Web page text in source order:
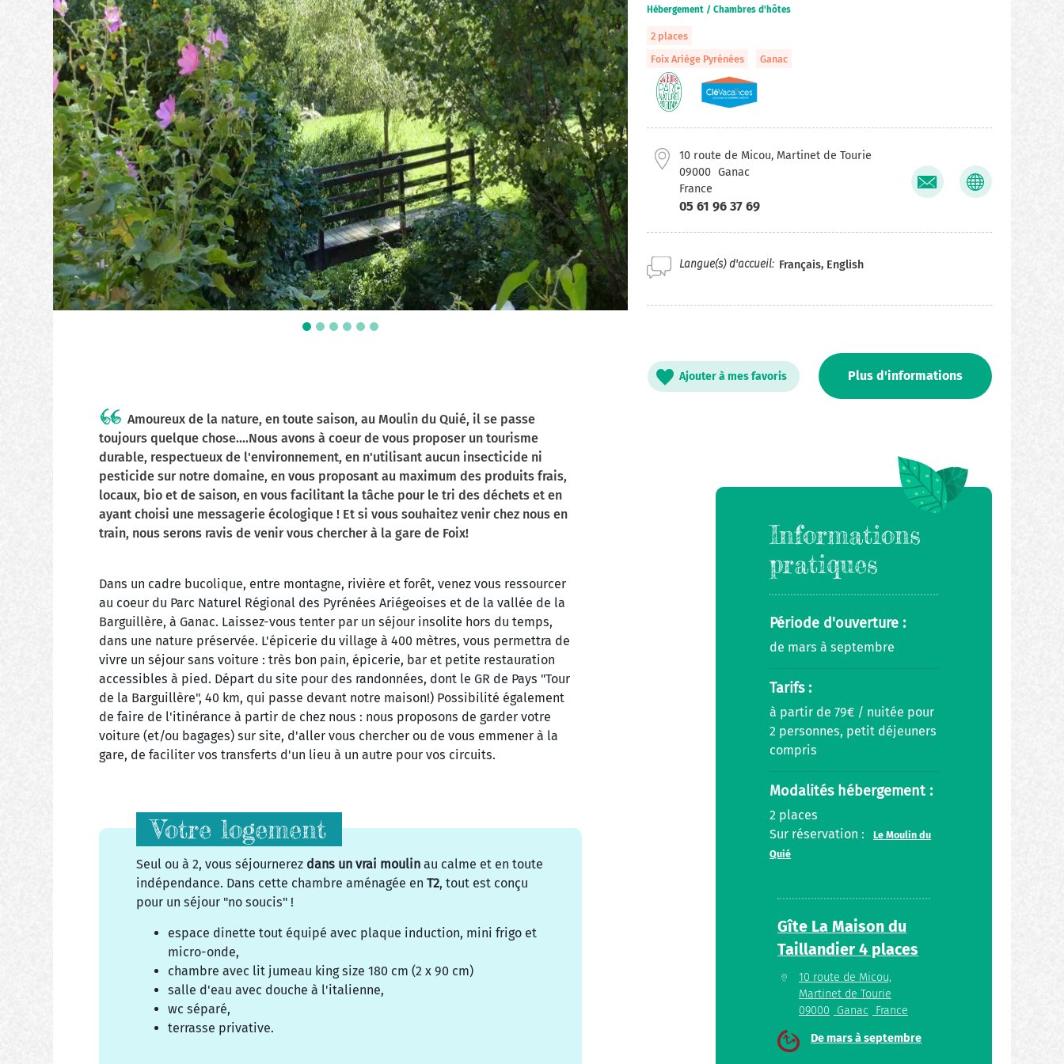
Amoureux de la nature, en toute saison, au Moulin du Quié, il se passe
toujours quelque chose....Nous avons à coeur de vous proposer un tourisme
durable, respectueux de l'environnement, en n'utilisant aucun insecticide ni
pesticide sur notre domaine, en vous proposant au maximum des produits frais,
locaux, bio et de saison, en vous facilitant la tâche pour le tri des déchets et en
ayant choisi une messagerie écologique ! Et si vous souhaitez venir chez nous en
train, nous serons ravis de venir vous chercher à la gare de Foix!
Dans un cadre bucolique, entre montagne, rivière et forêt, venez vous ressourcer
au coeur du Parc Naturel Régional des Pyrénées Ariégeoises et de la vallée de la
Barguillère, à Ganac. Laissez-vous tenter par un séjour insolite hors du temps,
dans une nature préservée. L'épicerie du village à 400 mètres, vous permettra de
vivre un séjour sans voiture : très bon pain, épicerie, bar et petite restauration
accessibles à pied. Départ du site pour des randonnées, dont le GR de Pays "Tour
de la Barguillère", 40 km, qui passe devant notre maison!) Possibilité également
de faire de l'itinérance à partir de chez nous : nous proposons de garder votre
voiture (et/ou bagages) sur site, d'aller vous chercher ou de vous emmener à la
gare, de faciliter vos transferts d'un lieu à un autre pour vos circuits.
Votre logement
Seul ou à 2, vous séjournerez dans un vrai moulinau calme et en toute
indépendance. Dans cette chambre aménagée en T2, tout est conçu
pour un séjour "no soucis" !
espace dinette tout équipé avec plaque induction, mini frigo et
micro-onde,
chambre avec lit jumeau king size 180 cm (2 x 90 cm)
salle d'eau avec douche à l'italienne,
wc séparé,
terrasse privative.
Hébergement / Chambres d'hôtes
2 places
Foix Ariège Pyrénées
Ganac
10 route de Micou, Martinet de Tourie
09000 Ganac
France
05 61 96 37 69
Langue(s) d'accueil Français, English
Ajouter à mes favoris Plus d'informations
Informations
pratiques
Période d'ouverture :
de mars à septembre
Tarifs :
à partir de 79€ / nuitée pour
2 personnes, petit déjeuners
compris
Modalités hébergement :
2 places
Sur réservation :
Le Moulin du
Quié
Gîte La Maison du
Taillandier 4 places
10 route de Micou,
Martinet de Tourie
09000
Ganac France
De mars à septembre